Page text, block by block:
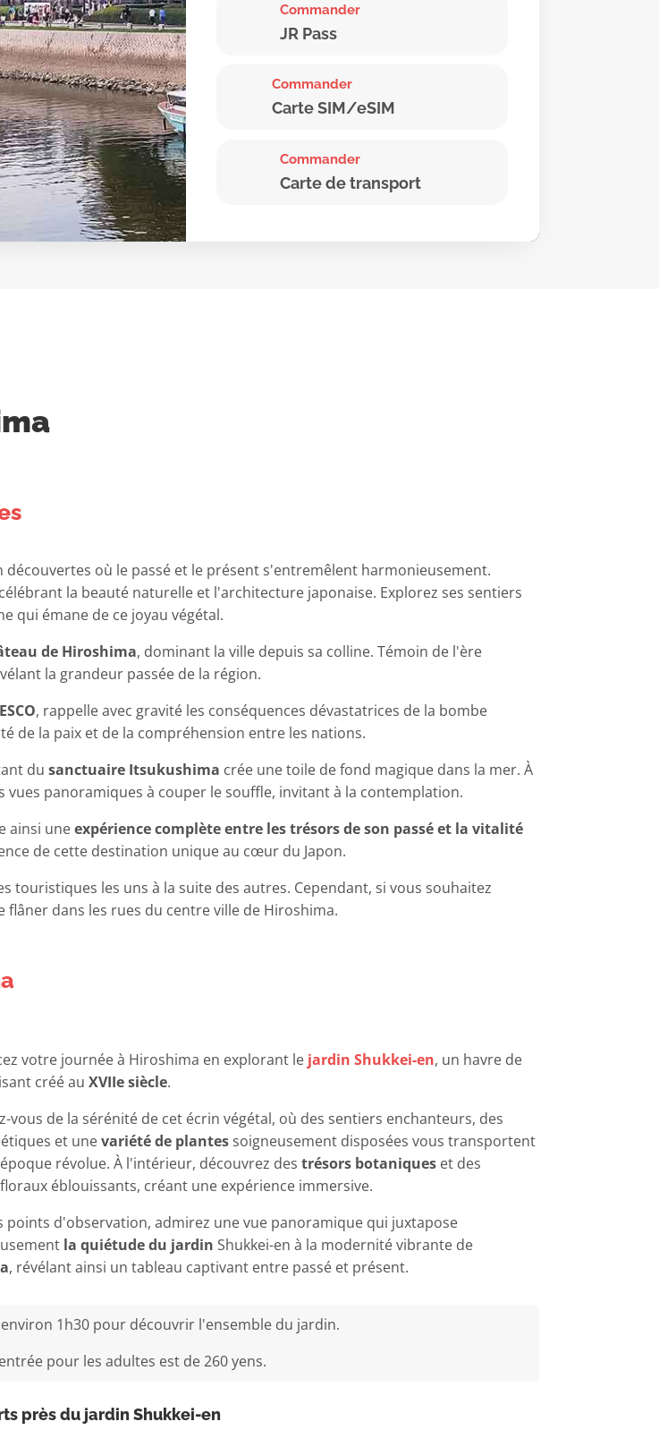
Commander
JR Pass
Commander
Carte SIM/eSIM
Commander
Carte de transport
où le passé et le présent s'entremêlent harmonieusement.
la beauté naturelle et l'architecture japonaise. Explorez ses sentiers
qui émane de ce joyau végétal.
de Hiroshima, dominant la ville depuis sa colline. Témoin de l'ère
la grandeur passée de la région.
, rappelle avec gravité les conséquences dévastatrices de la bombe
de la paix et de la compréhension entre les nations.
dusanctuaire Itsukushima crée une toile de fond magique dans la mer. À
vues panoramiques à couper le souffle, invitant à la contemplation.
ainsi uneexpérience complète entre les trésors de son passé et la vitalité
de cette destination unique au cœur du Japon.
touristiques les uns à la suite des autres. Cependant, si vous souhaitez
dans les rues du centre ville de Hiroshima.
votre journée à Hiroshima en explorant le jardin Shukkei-en, un havre de
créé auXVIIe siècle.
vous de la sérénité de cet écrin végétal, où des sentiers enchanteurs, des
et unevariété de plantes soigneusement disposées vous transportent
révolue. À l'intérieur, découvrez destrésors botaniques et des
éblouissants, créant une expérience immersive.
points d'observation, admirez une vue panoramique qui juxtapose
la quiétude du jardin Shukkei-en à la modernité vibrante de
, révélant ainsi un tableau captivant entre passé et présent.
1h30 pour découvrir l'ensemble du jardin.
pour les adultes est de260 yens.
près du jardin Shukkei-en